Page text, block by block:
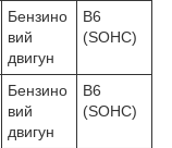
Бензино
вий
двигун
B6
(SOHC)
Бензино
вий
двигун
B6
(SOHC)